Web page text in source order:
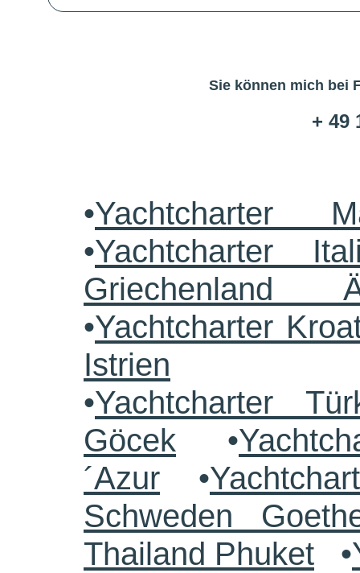
Sie können mich bei
+ 49
•Yachtcharter
•Yachtcharter
Griechenland
•Yachtcharter
Istrien
•Yachtcharter
Göcek •
´Azur •
Schweden
Thailand Phuket •